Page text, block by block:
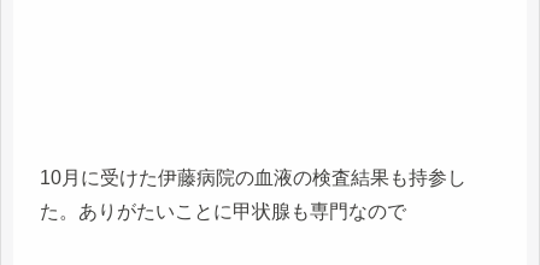
10月に受けた伊藤病院の血液の検査結果も持参し
た。ありがたいことに甲状腺も専門なので